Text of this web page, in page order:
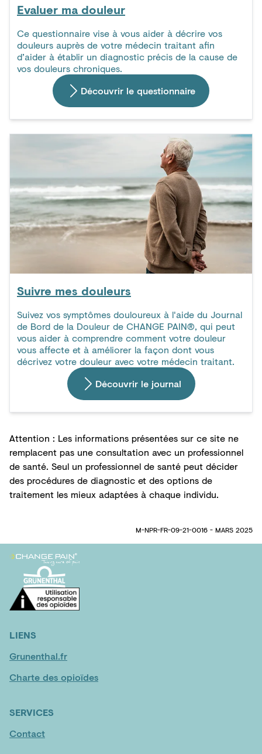
Evaluer ma douleur
Ce questionnaire vise à vous aider à décrire vos
douleurs auprès de votre médecin traitant afin
d’aider à établir un diagnostic précis de la cause de
vos douleurs chroniques.
Découvrir le questionnaire
Suivre mes douleurs
Suivez vos symptômes douloureux à l'aide du Journal
de Bord de la Douleur de CHANGE PAIN®, qui peut
vous aider à comprendre comment votre douleur
vous affecte et à améliorer la façon dont vous
décrivez votre douleur avec votre médecin traitant.
Découvrir le journal
Attention : Les informations présentées sur ce site ne
remplacent pas une consultation avec un professionnel
de santé. Seul un professionnel de santé peut décider
des procédures de diagnostic et des options de
traitement les mieux adaptées à chaque individu.
M-NPR-FR-09-21-0016 - MARS 2025
LIENS
Grunenthal.fr
Charte des opioïdes
SERVICES
Contact